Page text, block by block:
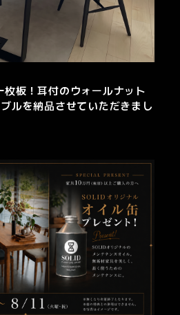
枚板！耳付のウォールナット
ルを納品させていただきまし